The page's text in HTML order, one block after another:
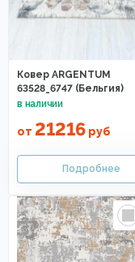
Ковер ARGENTUM
63528_6747 (Бельгия)
от 21216 руб